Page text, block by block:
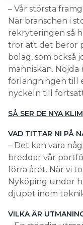
– Vår största
När branschen i
rekryteringen så
tror att det beror
bolag, som också
människan.
förlängningen till
nyckeln till
SÅ SER DE NYA
VAD TITTAR NI PÅ
– Det kan vara
breddar vår
förra året. När vi
Nyköping under
djupet inom
VILKA ÄR